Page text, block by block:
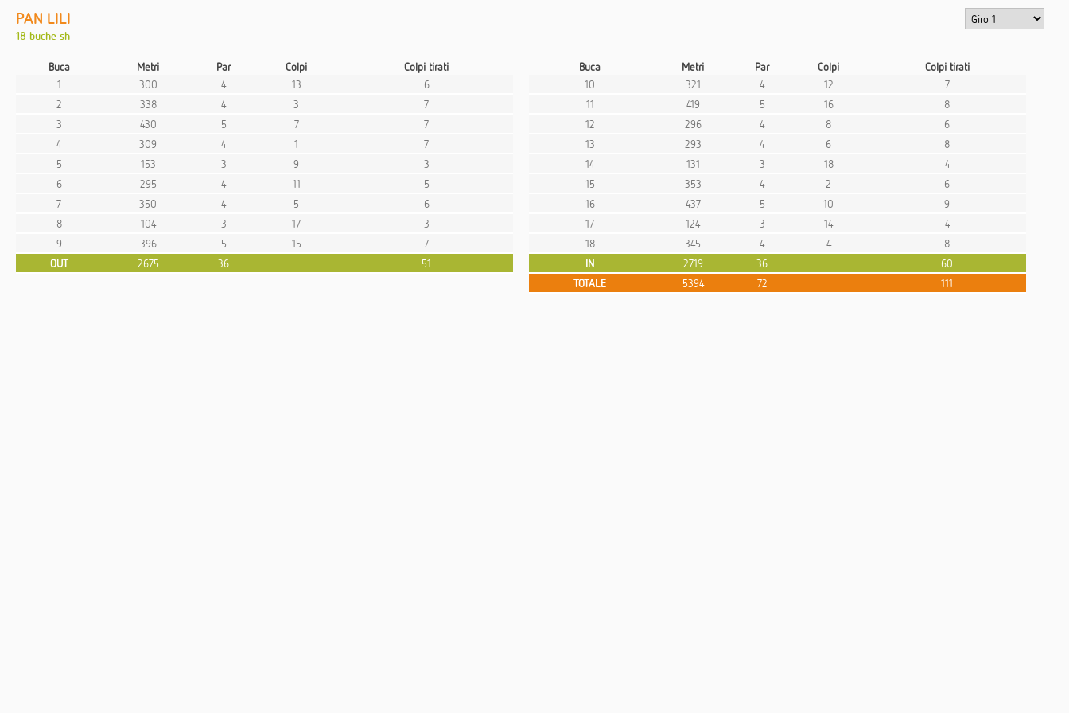
PAN LILI
18 buche sh
Buca Metri Par Colpi
Colpi tirati
1
300 4 13
6
2
338 4 3
7
3
430 5 7
7
4
309 4 1
7
5
153 3 9
3
6
295 4 11
5
7
350 4 5
6
8
104 3 17
3
9
396 5 15
7
OUT
2675 36 51
Buca Metri Par Colpi
Colpi tirati
10
321 4 12
7
11
419 5 16
8
12
296 4 8
6
13
293 4 6
8
14
131 3 18
4
15
353 4 2
6
16
437 5 10
9
17
124 3 14
4
18
345 4 4
8
IN
2719 36
60
TOTALE
5394 72 111